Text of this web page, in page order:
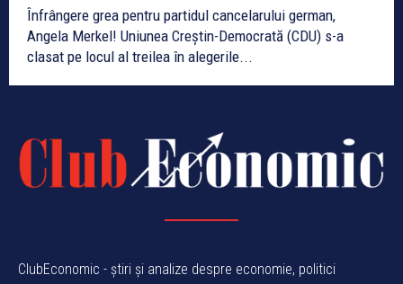
Înfrângere grea pentru partidul cancelarului german,
Angela Merkel! Uniunea Creștin-Democrată (CDU) s-a
clasat pe locul al treilea în alegerile...
ClubEconomic - știri și analize despre economie, politici